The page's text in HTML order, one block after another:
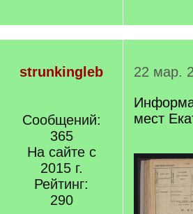
strunkingleb
Сообщений:
365
На сайте с
2015 г.
Рейтинг:
290
22 мар.
мест